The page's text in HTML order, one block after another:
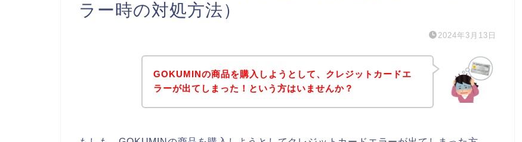
ラー時の対処方法）
2024年3月13日
GOKUMINの商品を購入しようとして、クレジットカードエ
ラーが出てしまった！という方はいませんか？